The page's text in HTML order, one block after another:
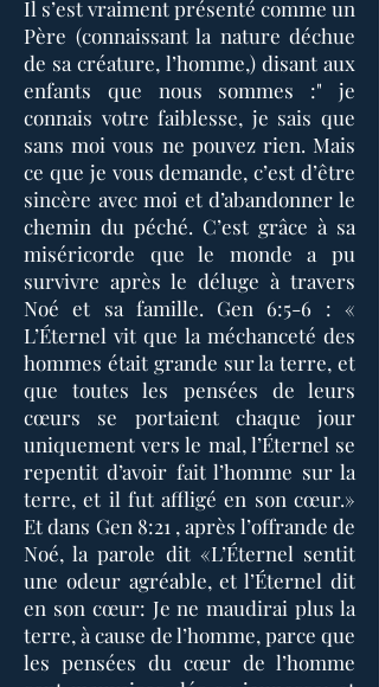
Il s’est vraiment présenté comme un
Père (connaissant la nature déchue
de sa créature, l’homme,) disant aux
enfants que nous sommes :" je
connais votre faiblesse, je sais que
sans moi vous ne pouvez rien. Mais
ce que je vous demande, c’est d’être
sincère avec moi et d’abandonner le
chemin du péché. C’est grâce à sa
miséricorde que le monde a pu
survivre après le déluge à travers
Noé et sa famille. Gen 6:5-6 : «
L’Éternel vit que la méchanceté des
hommes était grande sur la terre, et
que toutes les pensées de leurs
cœurs se portaient chaque jour
uniquement vers le mal, l’Éternel se
repentit d’avoir fait l’homme sur la
terre, et il fut affligé en son cœur.»
Et dans Gen 8:21 , après l’offrande de
Noé, la parole dit «L’Éternel sentit
une odeur agréable, et l’Éternel dit
en son cœur: Je ne maudirai plus la
terre, à cause de l’homme, parce que
les pensées du cœur de l’homme